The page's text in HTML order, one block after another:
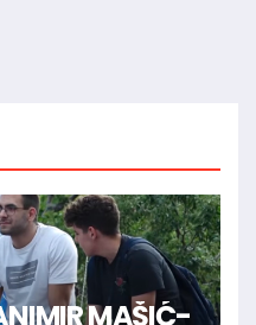
MAŠIĆ-